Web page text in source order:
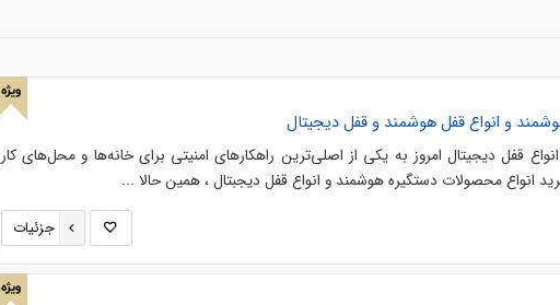
ویژه
و انواع قفل هوشمند و قفل دیجیتال
قفل دیجیتال امروز به یکی از اصلی‌ترین راهکارهای امنیتی برای خانه‌ها و محل‌های کار
انواع محصولات دستگیره هوشمند و انواع قفل دیجبتال ، همین حالا ...
جزئیات
ویژه